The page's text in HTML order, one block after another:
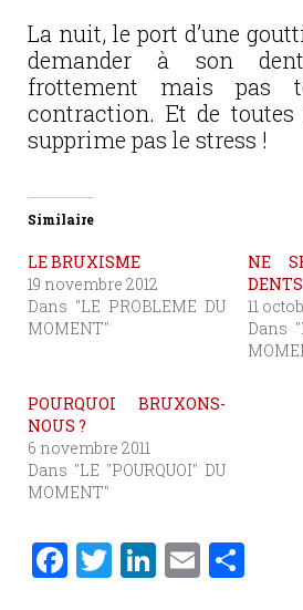
La nuit, le port d’une
demander à son
frottement mais
contraction. Et de toutes
supprime pas le stress !
Similaire
LE BRUXISME
19 novembre 2012
Dans "LE PROBLEME DU
MOMENT"
NE
DENTS
11
Dans
POURQUOI BRUXONS-
NOUS ?
6 novembre 2011
Dans "LE "POURQUOI" DU
MOMENT"
F T Li E